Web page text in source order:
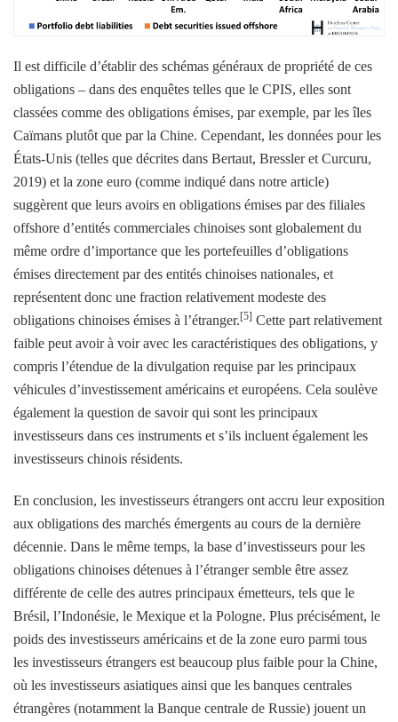
Il est difficile d’établir des schémas généraux de propriété de ces
obligations – dans des enquêtes telles que le CPIS, elles sont
classées comme des obligations émises, par exemple, par les îles
Caïmans plutôt que par la Chine. Cependant, les données pour les
États-Unis (telles que décrites dans Bertaut, Bressler et Curcuru,
2019) et la zone euro (comme indiqué dans notre article)
suggèrent que leurs avoirs en obligations émises par des filiales
offshore d’entités commerciales chinoises sont globalement du
même ordre d’importance que les portefeuilles d’obligations
émises directement par des entités chinoises nationales, et
représentent donc une fraction relativement modeste des
obligations chinoises émises à l’étranger.[5] Cette part relativement
faible peut avoir à voir avec les caractéristiques des obligations, y
compris l’étendue de la divulgation requise par les principaux
véhicules d’investissement américains et européens. Cela soulève
également la question de savoir qui sont les principaux
investisseurs dans ces instruments et s’ils incluent également les
investisseurs chinois résidents.
En conclusion, les investisseurs étrangers ont accru leur exposition
aux obligations des marchés émergents au cours de la dernière
décennie. Dans le même temps, la base d’investisseurs pour les
obligations chinoises détenues à l’étranger semble être assez
différente de celle des autres principaux émetteurs, tels que le
Brésil, l’Indonésie, le Mexique et la Pologne. Plus précisément, le
poids des investisseurs américains et de la zone euro parmi tous
les investisseurs étrangers est beaucoup plus faible pour la Chine,
où les investisseurs asiatiques ainsi que les banques centrales
étrangères (notamment la Banque centrale de Russie) jouent un